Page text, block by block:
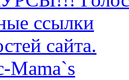
ссылки
сайта.
Mama`s